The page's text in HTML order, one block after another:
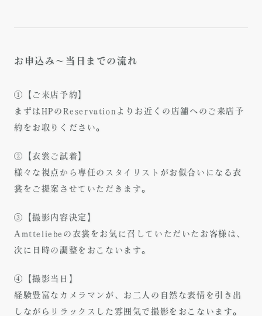
お申込み～当日までの流れ
①【ご来店予約】
まずはHPのReservationよりお近くの店舗へのご来店予
約をお取りください。
②【衣裳ご試着】
様々な視点から専任のスタイリストがお似合いになる衣
裳をご提案させていただきます。
③【撮影内容決定】
Amtteliebeの衣裳をお気に召していただいたお客様は、
次に日時の調整をおこないます。
④【撮影当日】
経験豊富なカメラマンが、お二人の自然な表情を引き出
しながらリラックスした雰囲気で撮影をおこないます。